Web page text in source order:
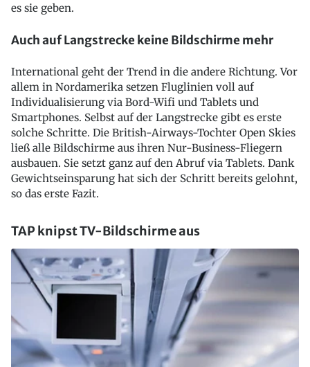
es sie geben.
Auch auf Langstrecke keine Bildschirme mehr
International geht der Trend in die andere Richtung. Vor
allem in Nordamerika setzen Fluglinien voll auf
Individualisierung via Bord-Wifi und Tablets und
Smartphones. Selbst auf der Langstrecke gibt es erste
solche Schritte. Die British-Airways-Tochter Open Skies
ließ alle Bildschirme aus ihren Nur-Business-Fliegern
ausbauen. Sie setzt ganz auf den Abruf via Tablets. Dank
Gewichtseinsparung hat sich der Schritt bereits gelohnt,
so das erste Fazit.
TAP knipst TV-Bildschirme aus